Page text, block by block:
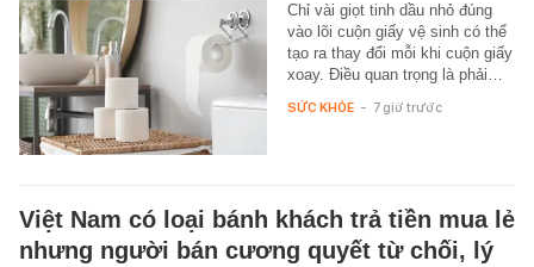
Chỉ vài giọt tinh dầu nhỏ đúng
vào lõi cuộn giấy vệ sinh có thể
tạo ra thay đổi mỗi khi cuộn giấy
xoay. Điều quan trọng là phải…
SỨC KHỎE - 7 giờ trước
Việt Nam có loại bánh khách trả tiền mua lẻ
nhưng người bán cương quyết từ chối, lý